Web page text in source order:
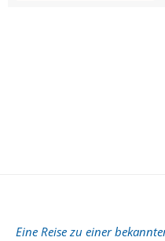
Eine Reise zu einer